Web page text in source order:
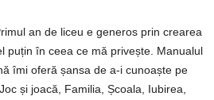
an de liceu e generos prin crearea
puțin în ceea ce mă privește. Manualul
îmi oferă șansa de a-i cunoaște pe
și joacă, Familia, Școala, Iubirea,